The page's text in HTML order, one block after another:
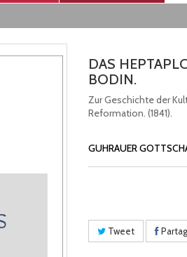
DAS
BODIN.
Zur Geschichte der
Reformation. (1841).
GUHRAUER
Tweet